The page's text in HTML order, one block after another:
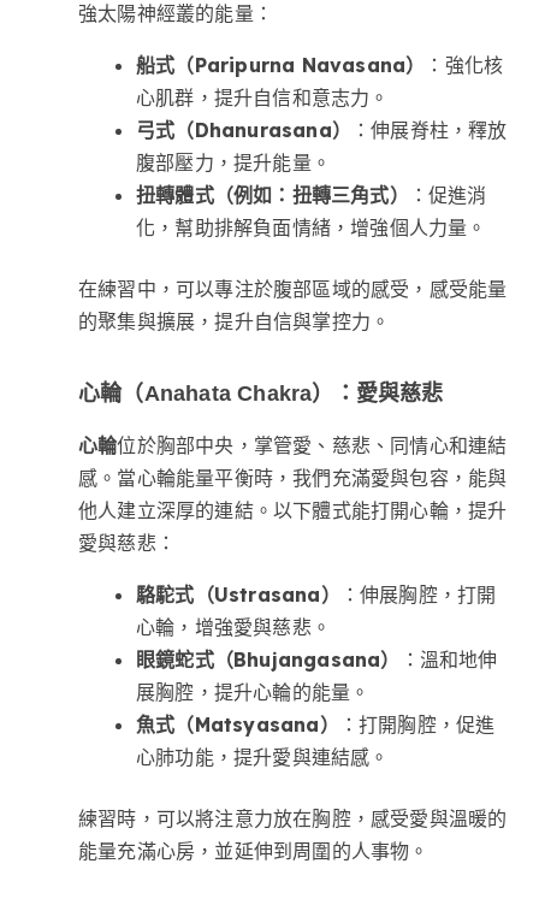
強太陽神經叢的能量：
船式（Paripurna Navasana）
：強化核
心肌群，提升自信和意志力。
弓式（Dhanurasana）
：伸展脊柱，釋放
腹部壓力，提升能量。
扭轉體式（例如：扭轉三角式）
：促進消
化，幫助排解負面情緒，增強個人力量。
在練習中，可以專注於腹部區域的感受，感受能量
的聚集與擴展，提升自信與掌控力。
心輪（Anahata Chakra）：愛與慈悲
心輪位於胸部中央，掌管愛、慈悲、同情心和連結
感。當心輪能量平衡時，我們充滿愛與包容，能與
他人建立深厚的連結。以下體式能打開心輪，提升
愛與慈悲：
駱駝式（Ustrasana）
：伸展胸腔，打開
心輪，增強愛與慈悲。
眼鏡蛇式（Bhujangasana）
：溫和地伸
展胸腔，提升心輪的能量。
魚式（Matsyasana）
：打開胸腔，促進
心肺功能，提升愛與連結感。
練習時，可以將注意力放在胸腔，感受愛與溫暖的
能量充滿心房，並延伸到周圍的人事物。